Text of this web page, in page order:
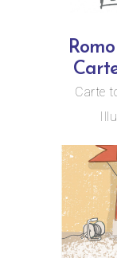
Carte